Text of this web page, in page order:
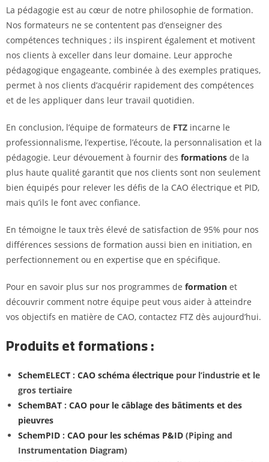
La pédagogie est au cœur de notre philosophie de formation.
Nos formateurs ne se contentent pas d’enseigner des
compétences techniques ; ils inspirent également et motivent
nos clients à exceller dans leur domaine. Leur approche
pédagogique engageante, combinée à des exemples pratiques,
permet à nos clients d’acquérir rapidement des compétences
et de les appliquer dans leur travail quotidien.
En conclusion, l’équipe de formateurs de FTZ incarne le
professionnalisme, l’expertise, l’écoute, la personnalisation et la
pédagogie. Leur dévouement à fournir des formations de la
plus haute qualité garantit que nos clients sont non seulement
bien équipés pour relever les défis de la CAO électrique et PID,
mais qu’ils le font avec confiance.
En témoigne le taux très élevé de satisfaction de 95% pour nos
différences sessions de formation aussi bien en initiation, en
perfectionnement ou en expertise que en spécifique.
Pour en savoir plus sur nos programmes de formation et
découvrir comment notre équipe peut vous aider à atteindre
vos objectifs en matière de CAO, contactez FTZ dès aujourd’hui.
Produits et formations :
SchemELECT : CAO schéma électrique pour l’industrie et le
gros tertiaire
SchemBAT : CAO pour le câblage des bâtiments et des
pieuvres
SchemPID : CAO pour les schémas P&ID (Piping and
Instrumentation Diagram)